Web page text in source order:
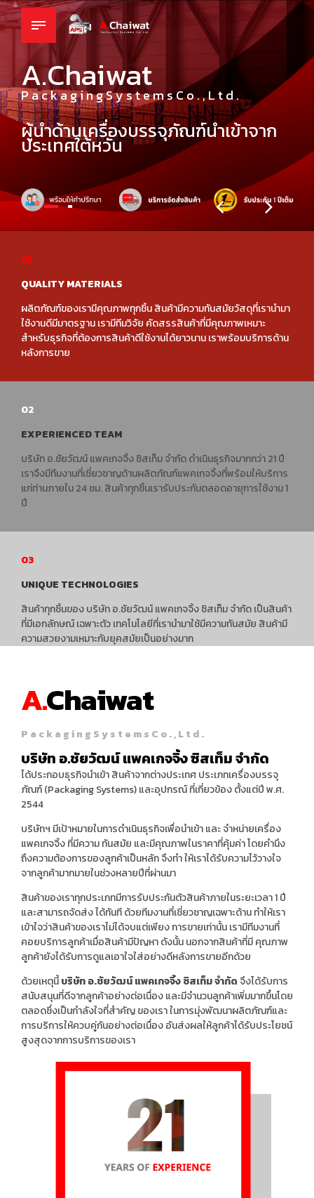
A.Chaiwat
P a c k a g i n g S y s t e m s C o . , L t d .
ผู้นำด้านเครื่องบรรจุภัณฑ์นำเข้าจาก
ประเทศใต้หวัน
A.Chaiwat
01
QUALITY MATERIALS
ผลิตภัณฑ์ของเรามีคุณภาพทุกชิ้น สินค้ามีความทันสมัยวัสดุที่เรานำมา
สำหรับธุรกิจที่ต้องการสินค้าดีใช้งานได้ยาวนาน เราพร้อมบริการด้าน
หลังการขาย
02
EXPERIENCED TEAM
บริษัท อ.ชัยวัฒน์ แพคเกจจิ้ง ซิสเท็ม จำกัด ดำเนินธุรกิจมากกว่า 21 ปี
แก่ท่านภายใน 24 ชม. สินค้าทุกชิ้นเรารับประกันตลอดอายุการใช้งาน 1
ปี
UNIQUE TECHNOLOGIES
สินค้าทุกชิ้นของ บริษัท อ.ชัยวัฒน์ แพคเกจจิ้ง ซิสเท็ม จำกัด เป็นสินค้า
ที่มีเอกลักษณ์ เฉพาะตัว เทคโนโลยีที่เรานำมาใช้มีความทันสมัย สินค้ามี
ความสวยงามเหมาะกับยุคสมัยเป็นอย่างมาก
A.Chaiwat
P a c k a g i n g S y s t e m s C o . , L t d .
บริษัท อ.ชัยวัฒน์ แพคเกจจิ้ง ซิสเท็ม จำกัด
ได้ประกอบธุรกิจนำเข้า สินค้าจากต่างประเทศ ประเภทเครื่องบรรจุ
ภัณฑ์ (Packaging Systems) และอุปกรณ์ ที่เกี่ยวข้อง ตั้งแต่ปี พ.ศ.
2544
บริษัทฯ มีเป้าหมายในการดำเนินธุรกิจเพื่อนำเข้า และ จำหน่ายเครื่อง
ถึงความต้องการของลูกค้าเป็นหลัก จึงทำ ให้เราได้รับความไว้วางใจ
จากลูกค้ามากมายในช่วงหลายปีที่ผ่านมา
สินค้าของเราทุกประเภทมีการรับประกันตัวสินค้าภายในระยะเวลา 1 ปี
และสามารถจัดส่ง ได้ทันที ด้วยทีมงานที่เชี่ยวชาญเฉพาะด้าน ทำให้เรา
คอยบริการลูกค้าเมื่อสินค้ามีปัญหา ดังนั้น นอกจากสินค้าที่มี คุณภาพ
บริษัท อ.ชัยวัฒน์ แพคเกจจิ้ง ซิสเท็ม จำกัด
สนับสนุนที่ดีจากลูกค้าอย่างต่อเนื่อง และมีจำนวนลูกค้าเพิ่มมากขึ้นโดย
ตลอดซึ่งเป็นกำลังใจที่สำคัญ ของเรา ในการมุ่งพัฒนาผลิตภัณฑ์และ
การบริการให้ควบคู่กันอย่างต่อเนื่อง อันส่งผลให้ลูกค้าได้รับประโยชน์
สูงสุดจากการบริการของเรา